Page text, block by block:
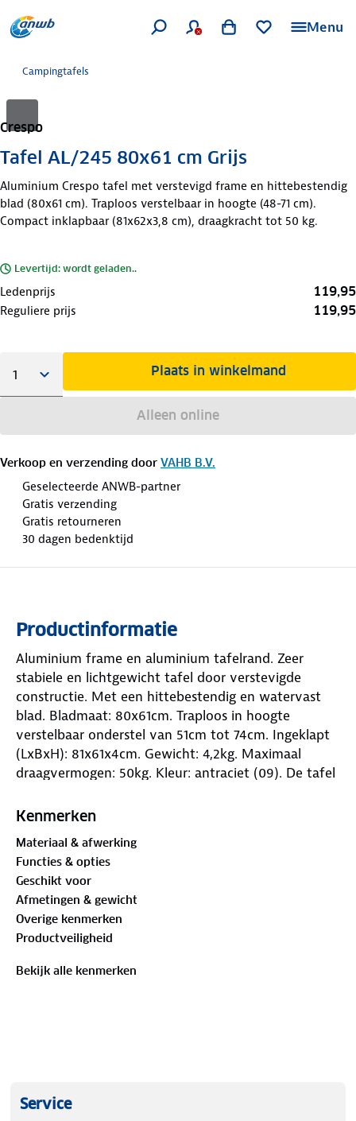
Menu
Campingtafels
Crespo
Tafel AL/245 80x61 cm Grijs
Aluminium Crespo tafel met verstevigd frame en hittebestendig
blad (80x61 cm). Traploos verstelbaar in hoogte (48-71 cm).
Compact inklapbaar (81x62x3,8 cm), draagkracht tot 50 kg.
Levertijd: wordt geladen..
Ledenprijs 119,95
Reguliere prijs 119,95
Plaats in winkelmand
Alleen online
Verkoop en verzending door VAHB B.V.
Geselecteerde ANWB-partner
Gratis verzending
Gratis retourneren
30 dagen bedenktijd
Productinformatie
Aluminium frame en aluminium tafelrand. Zeer
stabiele en lichtgewicht tafel door verstevigde
constructie. Met een hittebestendig en watervast
blad. Bladmaat: 80x61cm. Traploos in hoogte
verstelbaar onderstel van 51cm tot 74cm. Ingeklapt
(LxBxH): 81x61x4cm. Gewicht: 4,2kg. Maximaal
draagvermogen: 50kg. Kleur: antraciet (09). De tafel
mechanisme waardoor deze heel eenvoudig is op te
Kenmerken
Materiaal & afwerking
Functies & opties
Geschikt voor
Afmetingen & gewicht
Overige kenmerken
Productveiligheid
Bekijk alle kenmerken
Service